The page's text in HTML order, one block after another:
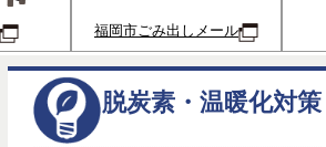
福岡市ごみ出しメール
脱炭素・温暖化対策